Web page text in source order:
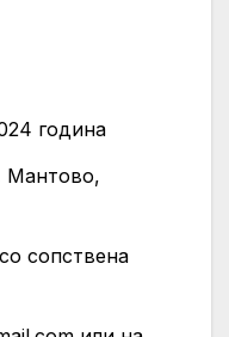
година
Мантово,
сопствена